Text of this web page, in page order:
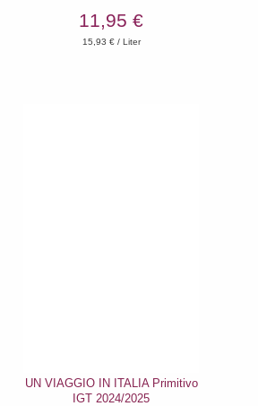
11,95 €
15,93 € / Liter
UN VIAGGIO IN ITALIA Primitivo
IGT 2024/2025